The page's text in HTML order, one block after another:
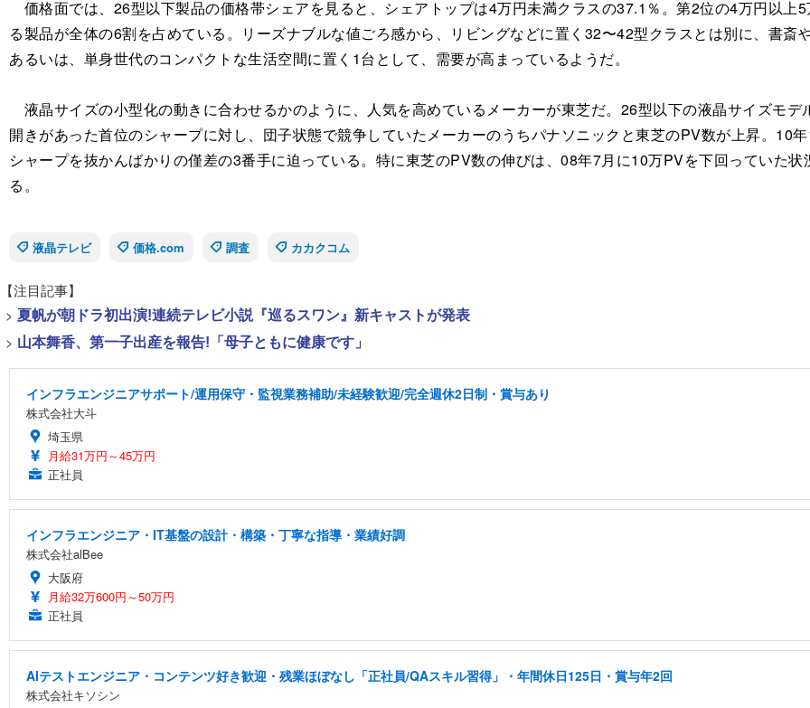
価格面では、26型以下製品の価格帯シェアを見ると、シェアトップは4万円未満クラスの37.1％。第2位の4万円以上
る製品が全体の6割を占めている。リーズナブルな値ごろ感から、リビングなどに置く32〜42型クラスとは別に、書
あるいは、単身世代のコンパクトな生活空間に置く1台として、需要が高まっているようだ。
液晶サイズの小型化の動きに合わせるかのように、人気を高めているメーカーが東芝だ。26型以下の液晶サイズモ
開きがあった首位のシャープに対し、団子状態で競争していたメーカーのうちパナソニックと東芝のPV数が上昇。10
シャープを抜かんばかりの僅差の3番手に迫っている。特に東芝のPV数の伸びは、08年7月に10万PVを下回っていた
る。
液晶テレビ 価格.com 調査 カカクコム
【注目記事】
> 夏帆が朝ドラ初出演!連続テレビ小説『巡るスワン』新キャストが発表
> 山本舞香、第一子出産を報告!「母子ともに健康です」
インフラエンジニアサポート/運用保守・監視業務補助/未経験歓迎/完全週休2日制・賞与あり
株式会社大斗
埼玉県
月給31万円～45万円
正社員
インフラエンジニア・IT基盤の設計・構築・丁寧な指導・業績好調
株式会社alBee
大阪府
月給32万600円～50万円
正社員
AIテストエンジニア・コンテンツ好き歓迎・残業ほぼなし「正社員/QAスキル習得」・年間休日125日・賞与年2回
株式会社キソシン